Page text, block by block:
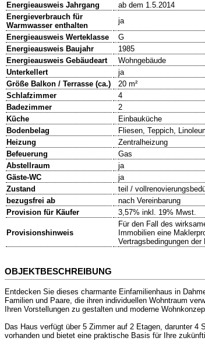
Energieausweis Jahrgang
ab dem 1.5.2014
Energieverbrauch für
Warmwasser enthalten
ja
Energieausweis Werteklasse
G
Energieausweis Baujahr
1985
Energieausweis Gebäudeart
Wohngebäude
Unterkellert
ja
Größe Balkon / Terrasse (ca.)
20 m²
Schlafzimmer
4
Badezimmer
2
Küche
Einbauküche
Bodenbelag
Fliesen, Teppich,
Heizung
Zentralheizung
Befeuerung
Gas
Abstellraum
ja
Gäste-WC
ja
Zustand
teil /
bezugsfrei ab
nach Vereinbarung
Provision für Käufer
3,57% inkl. 19% Mwst.
Provisionshinweis
Für den Fall des
Immobilien eine
Vertragsbedingungen
OBJEKTBESCHREIBUNG
Entdecken Sie dieses charmante Einfamilienhaus in
Familien und Paare, die ihren individuellen Wohntraum
Ihren Vorstellungen zu gestalten und moderne
Das Haus verfügt über 5 Zimmer auf 2 Etagen, darunter
vorhanden und bietet eine praktische Basis für Ihre